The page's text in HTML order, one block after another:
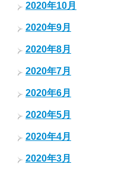
2020年10月
2020年9月
2020年8月
2020年7月
2020年6月
2020年5月
2020年4月
2020年3月